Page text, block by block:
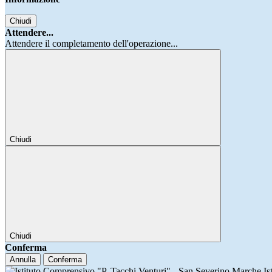
Chiudi
Attendere...
Attendere il completamento dell'operazione...
Chiudi
Chiudi
Conferma
Annulla Conferma